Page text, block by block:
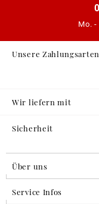
Mo. -
Unsere Zahlungsarten
Wir liefern mit
Sicherheit
Über uns
Service Infos